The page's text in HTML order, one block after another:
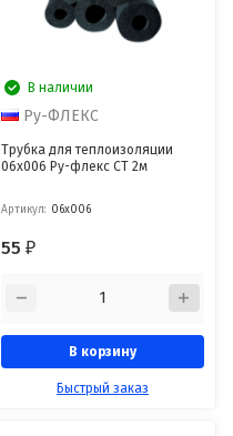
В наличии
Ру-ФЛЕКС
Трубка для теплоизоляции
06х006 Ру-флекс СТ 2м
Артикул: 06х006
55₽
В корзину
Быстрый заказ